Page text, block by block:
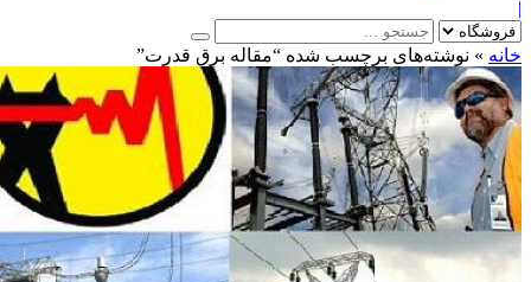
»نوشته‌های برچسب شده “مقاله برق قدرت”